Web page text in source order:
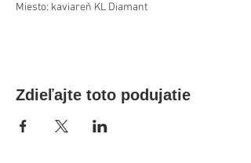
Miesto: kaviareň KL Diamant
Zdieľajte toto podujatie